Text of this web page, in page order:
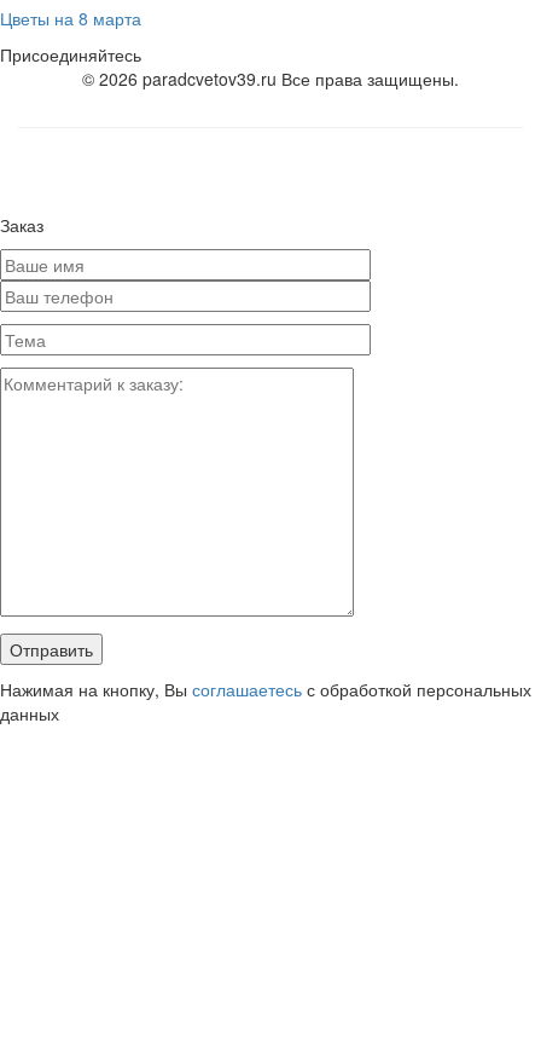
Цветы на 8 марта
Присоединяйтесь
© 2026 paradcvetov39.ru Все права защищены.
Заказ
Нажимая на кнопку, Вы соглашаетесь с обработкой персональных
данных